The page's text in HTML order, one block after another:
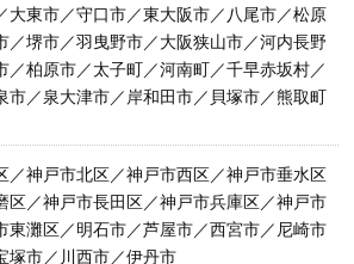
大東市／守口市／東大阪市／八尾市／松原
／堺市／羽曳野市／大阪狭山市／河内長野
／柏原市／太子町／河南町／千早赤坂村／
市／泉大津市／岸和田市／貝塚市／熊取町
／神戸市北区／神戸市西区／神戸市垂水区
区／神戸市長田区／神戸市兵庫区／神戸市
東灘区／明石市／芦屋市／西宮市／尼崎市
塚市／川西市／伊丹市